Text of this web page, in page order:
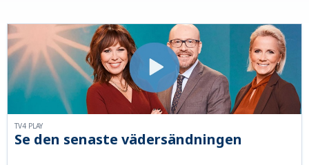
Se den senaste vädersändningen
TV4 PLAY